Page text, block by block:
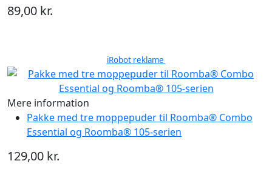
89,00 kr.
iRobot reklame
Mere information
Pakke med tre moppepuder til Roomba® Combo
Essential og Roomba® 105-serien
129,00 kr.